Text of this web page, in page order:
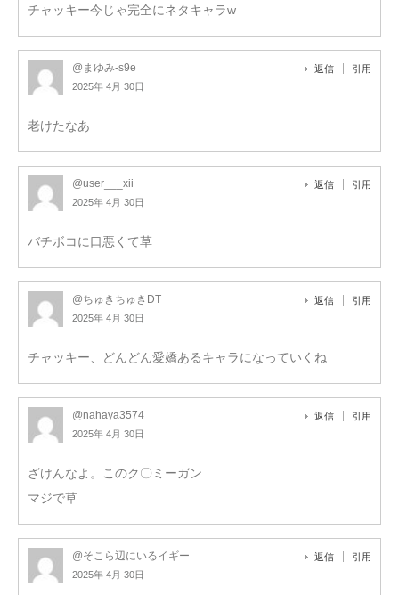
チャッキー今じゃ完全にネタキャラw
@まゆみ-s9e
2025年 4月 30日
返信 引用
老けたなあ
@user___xii
2025年 4月 30日
返信 引用
バチボコに口悪くて草
@ちゅきちゅきDT
2025年 4月 30日
返信 引用
チャッキー、どんどん愛嬌あるキャラになっていくね
@nahaya3574
2025年 4月 30日
返信 引用
ざけんなよ。このク〇ミーガン
マジで草
@そこら辺にいるイギー
2025年 4月 30日
返信 引用